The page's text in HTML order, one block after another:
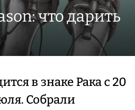
что дарить
в знаке Рака с 20
Собрали